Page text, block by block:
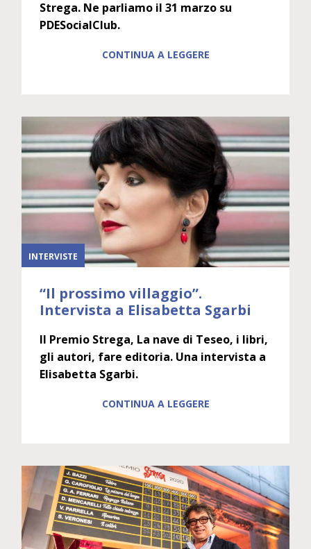
Strega. Ne parliamo il 31 marzo su
PDESocialClub.
CONTINUA A LEGGERE
INTERVISTE
“Il prossimo villaggio”.
Intervista a Elisabetta Sgarbi
Il Premio Strega, La nave di Teseo, i libri,
gli autori, fare editoria. Una intervista a
Elisabetta Sgarbi.
CONTINUA A LEGGERE